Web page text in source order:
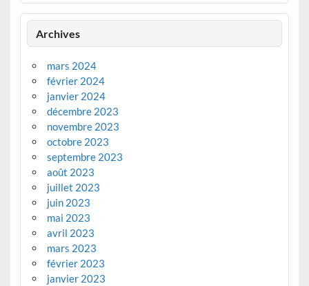
Archives
mars 2024
février 2024
janvier 2024
décembre 2023
novembre 2023
octobre 2023
septembre 2023
août 2023
juillet 2023
juin 2023
mai 2023
avril 2023
mars 2023
février 2023
janvier 2023